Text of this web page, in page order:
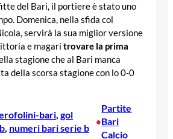
del Bari, il portiere è stato uno
Domenica, nella sfida col
servirà la sua miglior versione
e magari trovare la prima
stagione che al Bari manca
della scorsa stagione con lo 0-0
bari, gol
, numeri bari serie b
•
Partite
Bari
Calcio